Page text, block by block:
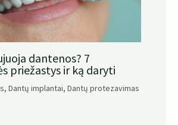
dantenos? 7
priežastys ir ką daryti
, Dantų implantai, Dantų protezavimas